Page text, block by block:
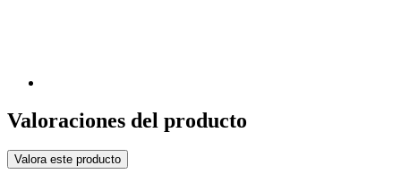
Valoraciones del producto
Valora este producto